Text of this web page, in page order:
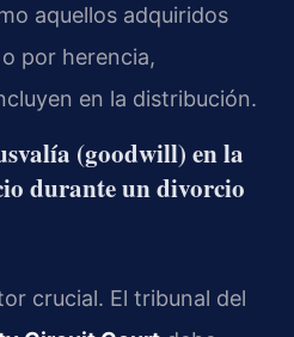
aquellos adquiridos
por herencia,
en la distribución.
(goodwill) en la
durante un divorcio
crucial. El tribunal del